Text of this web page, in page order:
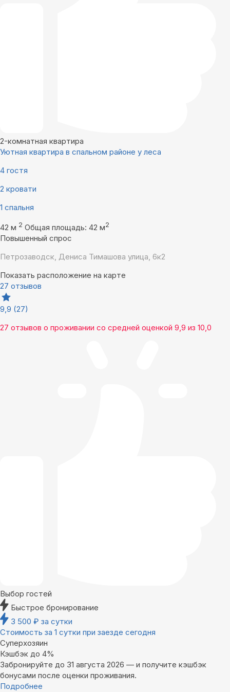
2-комнатная квартира
Уютная квартира в спальном районе у леса
4 гостя
2 кровати
1 спальня
42 м 2 Общая площадь: 42 м2
Повышенный спрос
Петрозаводск, Дениса Тимашова улица, 6к2
Показать расположение на карте
27 отзывов
9,9 (27)
27 отзывов о проживании со средней оценкой 9,9 из 10,0
Выбор гостей
Быстрое бронирование
3 500 ₽ за сутки
Стоимость за 1 сутки при заезде сегодня
Суперхозяин
Кэшбэк до 4%
Забронируйте до 31 августа 2026 — и получите кэшбэк
бонусами после оценки проживания.
Подробнее